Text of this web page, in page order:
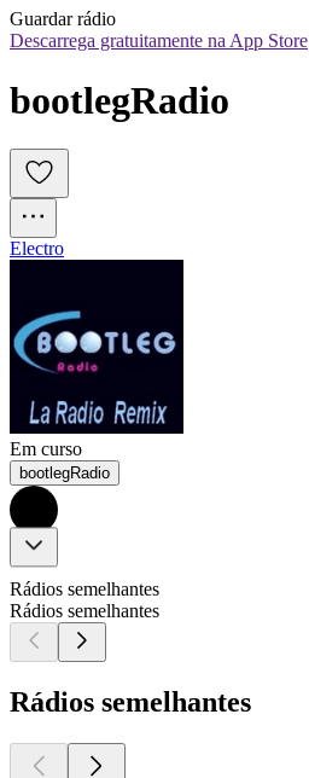
Guardar rádio
Descarrega gratuitamente na App Store
bootlegRadio
Electro
Em curso
bootlegRadio
Rádios semelhantes
Rádios semelhantes
Rádios semelhantes